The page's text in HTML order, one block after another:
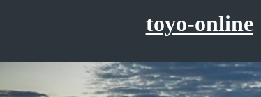
へ
toyo-online